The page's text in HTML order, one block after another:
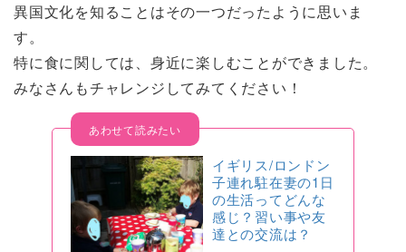
異国文化を知ることはその一つだったように思いま
す。
特に食に関しては、身近に楽しむことができました。
みなさんもチャレンジしてみてください！
イギリス/ロンドン
子連れ駐在妻の1日
の生活ってどんな
感じ？習い事や友
達との交流は？